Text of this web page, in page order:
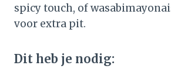
spicy touch, of
voor extra pit.
Dit heb je nodig: